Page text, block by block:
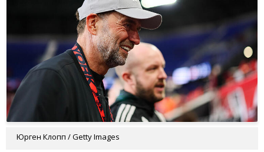
Юрген Клопп / Getty Images